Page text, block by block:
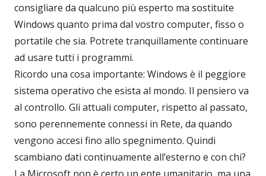
consigliare da qualcuno più esperto ma sostituite
Windows quanto prima dal vostro computer, fisso o
portatile che sia. Potrete tranquillamente continuare
ad usare tutti i programmi.
Ricordo una cosa importante: Windows è il peggiore
sistema operativo che esista al mondo. Il pensiero va
al controllo. Gli attuali computer, rispetto al passato,
sono perennemente connessi in Rete, da quando
vengono accesi fino allo spegnimento. Quindi
scambiano dati continuamente all’esterno e con chi?